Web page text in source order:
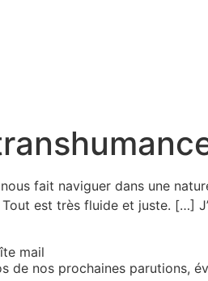
fait naviguer dans une
Tout est très fluide et juste. […]
mail
de nos prochaines parutions,